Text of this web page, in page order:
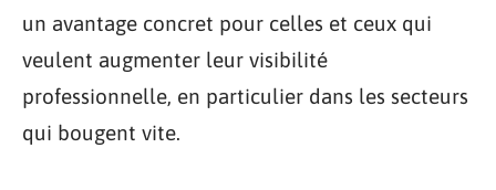
un avantage concret pour celles et ceux qui
veulent augmenter leur visibilité
professionnelle, en particulier dans les secteurs
qui bougent vite.